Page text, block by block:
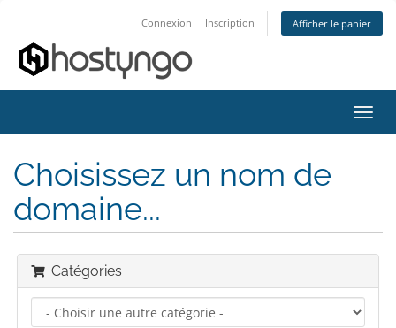
Connexion Inscription Afficher le panier
la
Choisissez un nom de
domaine...
Catégories